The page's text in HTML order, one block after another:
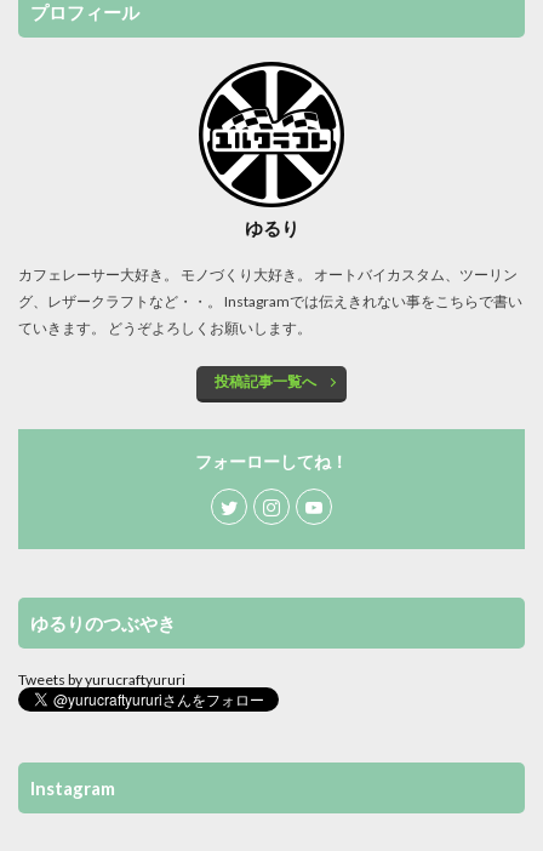
プロフィール
ゆるり
カフェレーサー大好き。 モノづくり大好き。 オートバイカスタム、ツーリン
グ、レザークラフトなど・・。 Instagramでは伝えきれない事をこちらで書い
ていきます。 どうぞよろしくお願いします。
投稿記事一覧へ
フォーローしてね！
ゆるりのつぶやき
Tweets by yurucraftyururi
Instagram